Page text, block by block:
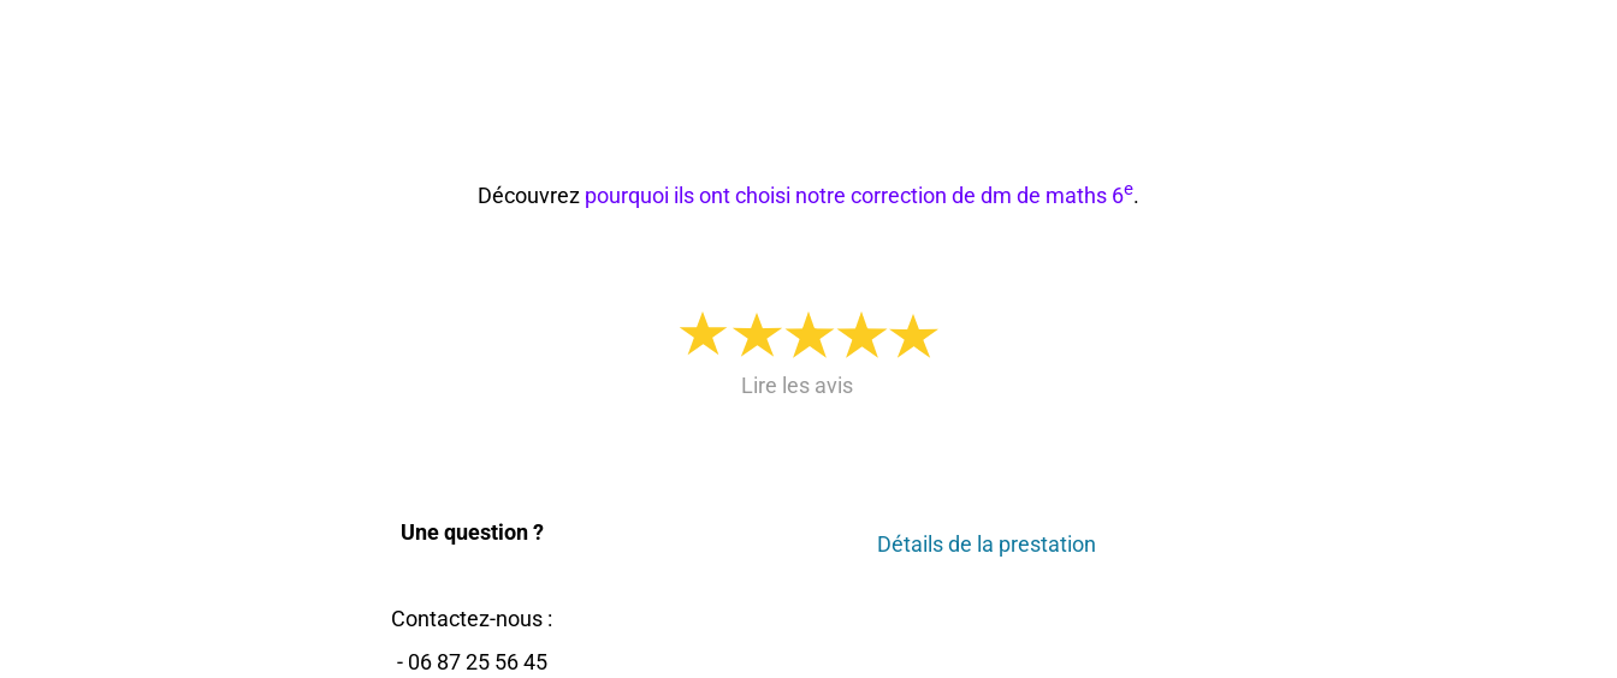
Découvrez pourquoi ils ont choisi notre correction de dm de maths 6e.
Lire les avis
Une question ?
Contactez-nous :
- 06 87 25 56 45
Détails de la prestation